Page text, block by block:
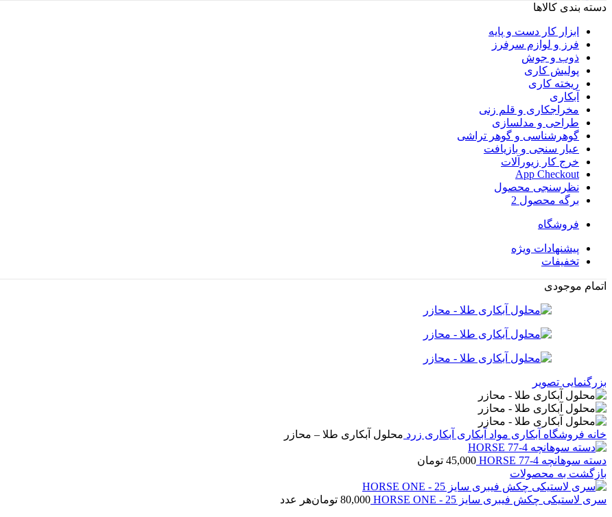
دسته بندی کالاها
ابزار کار دست و پایه
فرز و لوازم سرفرز
ذوب و جوش
پولیش کاری
ریخته کاری
آبکاری
مخراجکاری و قلم زنی
طراحی و مدلسازی
گوهرشناسی و گوهر تراشی
عیار سنجی و بازیافت
خرج کار زیورآلات
App Checkout
نظرسنجی محصول
برگه محصول 2
فروشگاه
پیشنهادات ویژه
تخفیفات
اتمام موجودی
بزرگنمایی تصویر
خانه فروشگاه آبکاری مواد آبکاری آبکاری زرد محلول آبکاری طلا – محازر
دسته سوهانچه HORSE 77-4 45,000 تومان
بازگشت به محصولات
سری لاستیکی چکش فیبری سایز 25 - HORSE ONE 80,000 تومانهر عدد